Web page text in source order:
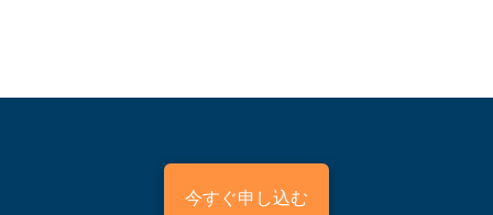
今すぐ申し込む